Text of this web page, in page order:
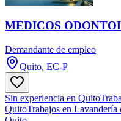
MEDICOS
Demandante de empleo
Quito, EC-P
Sin experiencia en Quito
QuitoTrabajos en Lavandería